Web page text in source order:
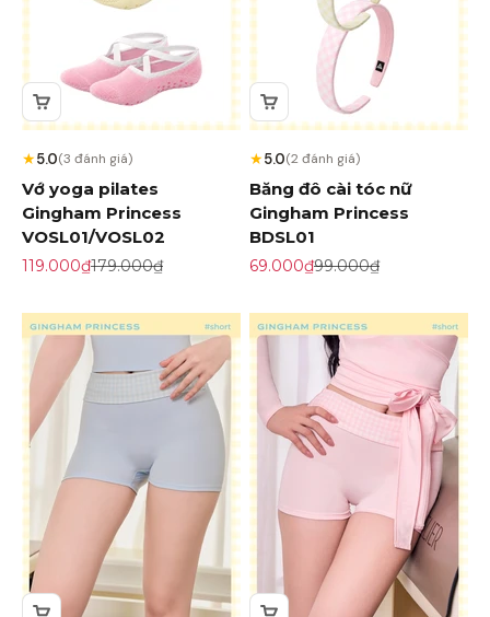
★5.0(3 đánh giá)
Vớ yoga pilates
Gingham Princess
VOSL01/VOSL02
Giá khuyến mãi
119.000₫Giá gốc
179.000₫
★5.0(2 đánh giá)
Băng đô cài tóc nữ
Gingham Princess
BDSL01
Giá khuyến mãi
69.000₫Giá gốc
99.000₫